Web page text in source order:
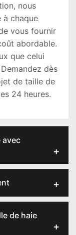
nous
à chaque
vous fournir
abordable.
que celui
dès
de taille de
24 heures.
avec
de haie